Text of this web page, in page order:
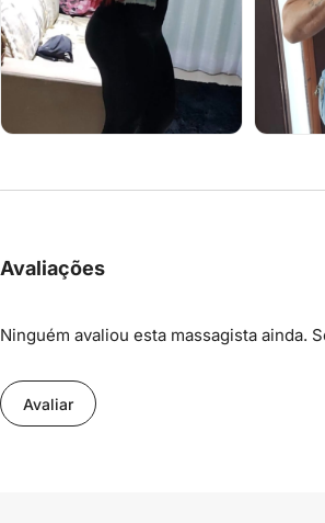
Avaliações
Ninguém avaliou esta massagista ainda.
Avaliar